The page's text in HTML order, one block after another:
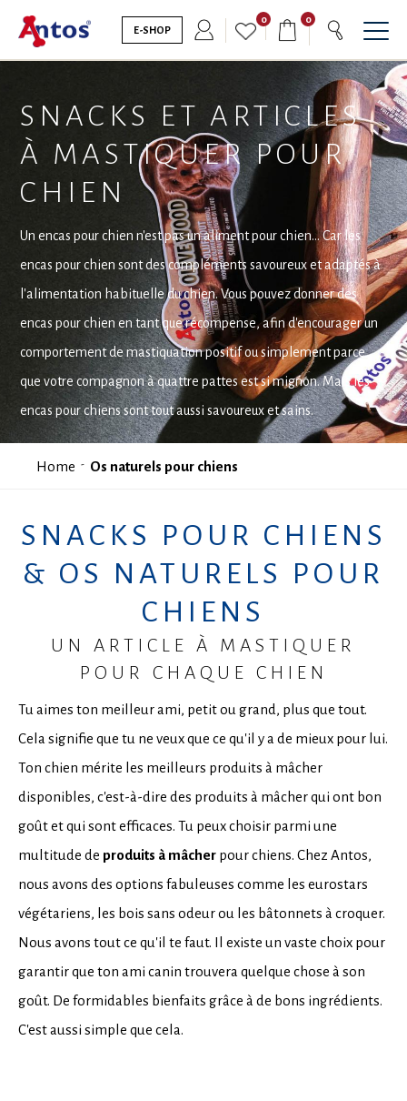
E-SHOP
0 0
SNACKS ET ARTICLES
À MASTIQUER POUR
CHIEN
Un encas pour chien n'est pas un aliment pour chien... Car les
encas pour chien sont des compléments savoureux et adaptés à
l'alimentation habituelle du chien. Vous pouvez donner des
encas pour chien en tant que récompense, afin d'encourager un
comportement de mastiquation positif ou simplement parce
que votre compagnon à quattre pattes est si mignon. Mais les
encas pour chiens sont tout aussi savoureux et sains.
Home Os naturels pour chiens
SNACKS POUR CHIENS
& OS NATURELS POUR
CHIENS
UN ARTICLE À MASTIQUER
POUR CHAQUE CHIEN
Tu aimes ton meilleur ami, petit ou grand, plus que tout.
Cela signifie que tu ne veux que ce qu'il y a de mieux pour lui.
Ton chien mérite les meilleurs produits à mâcher
disponibles, c'est-à-dire des produits à mâcher qui ont bon
goût et qui sont efficaces. Tu peux choisir parmi une
multitude de produits à mâcher pour chiens. Chez Antos,
nous avons des options fabuleuses comme les eurostars
végétariens, les bois sans odeur ou les bâtonnets à croquer.
Nous avons tout ce qu'il te faut. Il existe un vaste choix pour
garantir que ton ami canin trouvera quelque chose à son
goût. De formidables bienfaits grâce à de bons ingrédients.
C'est aussi simple que cela.